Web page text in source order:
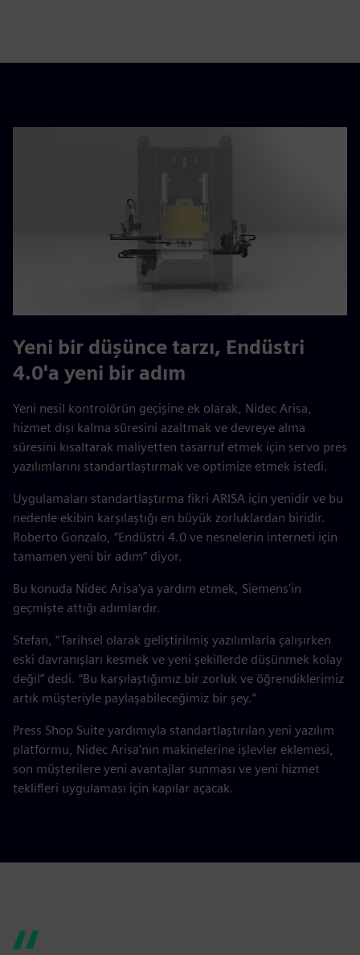
Yeni bir düşünce tarzı, Endüstri
4.0'a yeni bir adım
Yeni nesil kontrolörün geçişine ek olarak, Nidec Arisa,
hizmet dışı kalma süresini azaltmak ve devreye alma
süresini kısaltarak maliyetten tasarruf etmek için servo pres
yazılımlarını standartlaştırmak ve optimize etmek istedi.
Uygulamaları standartlaştırma fikri ARISA için yenidir ve bu
nedenle ekibin karşılaştığı en büyük zorluklardan biridir.
Roberto Gonzalo, “Endüstri 4.0 ve nesnelerin interneti için
tamamen yeni bir adım” diyor.
Bu konuda Nidec Arisa'ya yardım etmek, Siemens'in
geçmişte attığı adımlardır.
Stefan, “Tarihsel olarak geliştirilmiş yazılımlarla çalışırken
eski davranışları kesmek ve yeni şekillerde düşünmek kolay
değil” dedi. “Bu karşılaştığımız bir zorluk ve öğrendiklerimiz
artık müşteriyle paylaşabileceğimiz bir şey.”
Press Shop Suite yardımıyla standartlaştırılan yeni yazılım
platformu, Nidec Arisa'nın makinelerine işlevler eklemesi,
son müşterilere yeni avantajlar sunması ve yeni hizmet
teklifleri uygulaması için kapılar açacak.